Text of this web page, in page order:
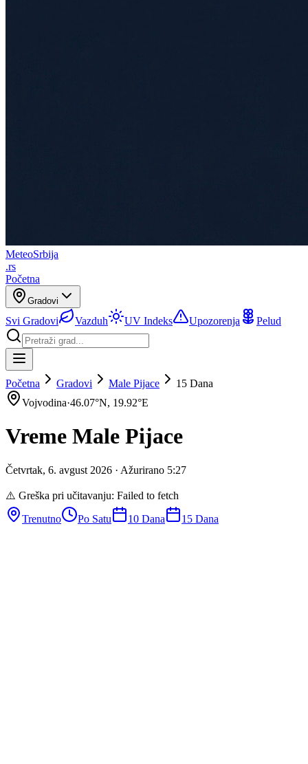
MeteoSrbija
.rs
Početna
Gradovi
Svi Gradovi Vazduh UV Indeks Upozorenja Pelud
Početna Gradovi Male Pijace
15 Dana
Vojvodina·46.07°N, 19.92°E
Vreme Male Pijace
Četvrtak, 6. avgust 2026 · Ažurirano 5:27
⚠️ Greška pri učitavanju: Failed to fetch
Trenutno
Po Satu 10 Dana 15 Dana